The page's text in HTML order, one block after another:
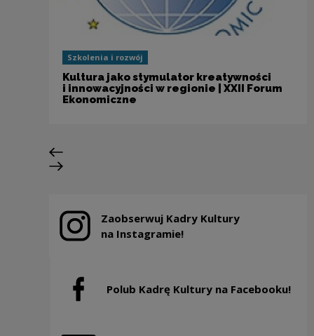
Szkolenia i rozwój
Kultura jako stymulator kreatywności
i innowacyjności w regionie | XXII Forum
Ekonomiczne
Previous slide
Next slide
Zaobserwuj Kadry Kultury
na Instagramie!
Note, the link will open in a new window
Polub Kadrę Kultury na Facebooku!
Note, the link will open in a new window